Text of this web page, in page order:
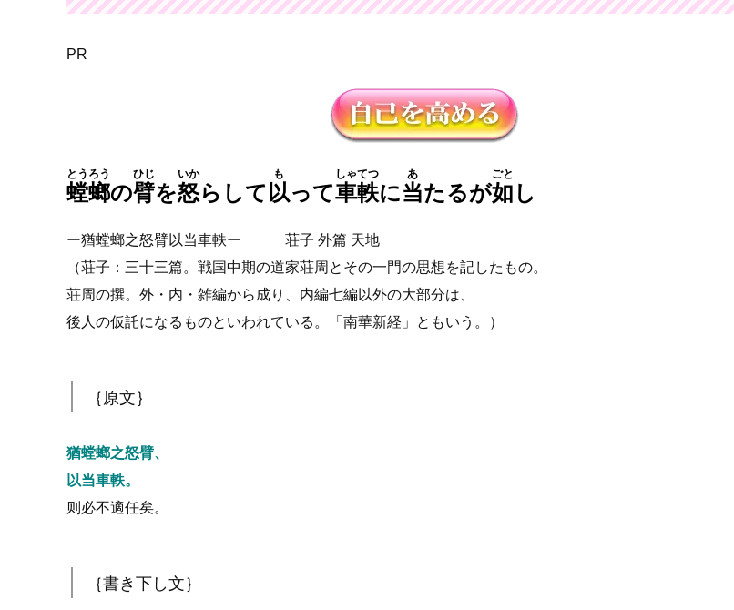
PR
螳螂
とうろう
の臂
ひじ
を怒
いか
らして以
も
って車軼
しゃてつ
に当
あ
たるが如
ごと
し
ー猶螳螂之怒臂以当車軼ー 荘子 外篇 天地
（荘子：三十三篇。戦国中期の道家荘周とその一門の思想を記したもの。
荘周の撰。外・内・雑編から成り、内編七編以外の大部分は、
後人の仮託になるものといわれている。「南華新経」ともいう。）
｛原文｝
猶螳螂之怒臂、
以当車軼。
则必不適任矣。
｛書き下し文｝